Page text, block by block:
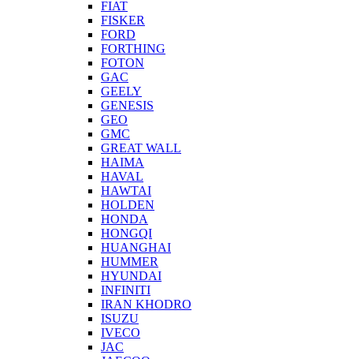
FIAT
FISKER
FORD
FORTHING
FOTON
GAC
GEELY
GENESIS
GEO
GMC
GREAT WALL
HAIMA
HAVAL
HAWTAI
HOLDEN
HONDA
HONGQI
HUANGHAI
HUMMER
HYUNDAI
INFINITI
IRAN KHODRO
ISUZU
IVECO
JAC